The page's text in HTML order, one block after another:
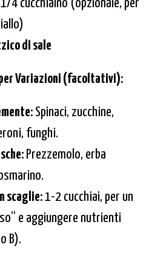
di sale
Variazioni (facoltativi):
Spinaci, zucchine,
funghi.
Prezzemolo, erba
scaglie:1-2 cucchiai, per un
e aggiungere nutrienti
B).